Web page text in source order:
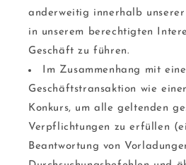
anderweitig innerhalb
in unserem berechtigten
Geschäft zu führen.
Im Zusammenhang mit
Geschäftstransaktion wie
Konkurs, um alle geltenden
Verpflichtungen zu erfüllen
Beantwortung von